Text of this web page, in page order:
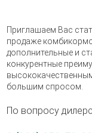
Приглашаем Вас
продаже
дополнительные и
конкурентные
большим спросом.
По вопросу